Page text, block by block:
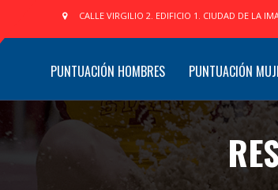
CALLE VIRGILIO 2. EDIFICIO 1. CIUDAD DE LA
PUNTUACIÓN HOMBRES PUNTUACIÓN